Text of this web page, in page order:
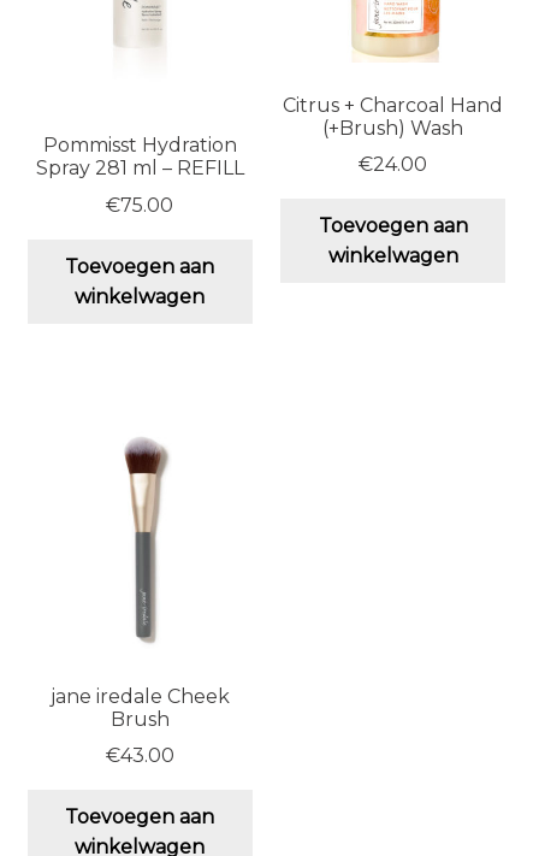
Pommisst Hydration
Spray 281 ml – REFILL
€75.00
Toevoegen aan
winkelwagen
Citrus + Charcoal Hand
(+Brush) Wash
€24.00
Toevoegen aan
winkelwagen
jane iredale Cheek
Brush
€43.00
Toevoegen aan
winkelwagen